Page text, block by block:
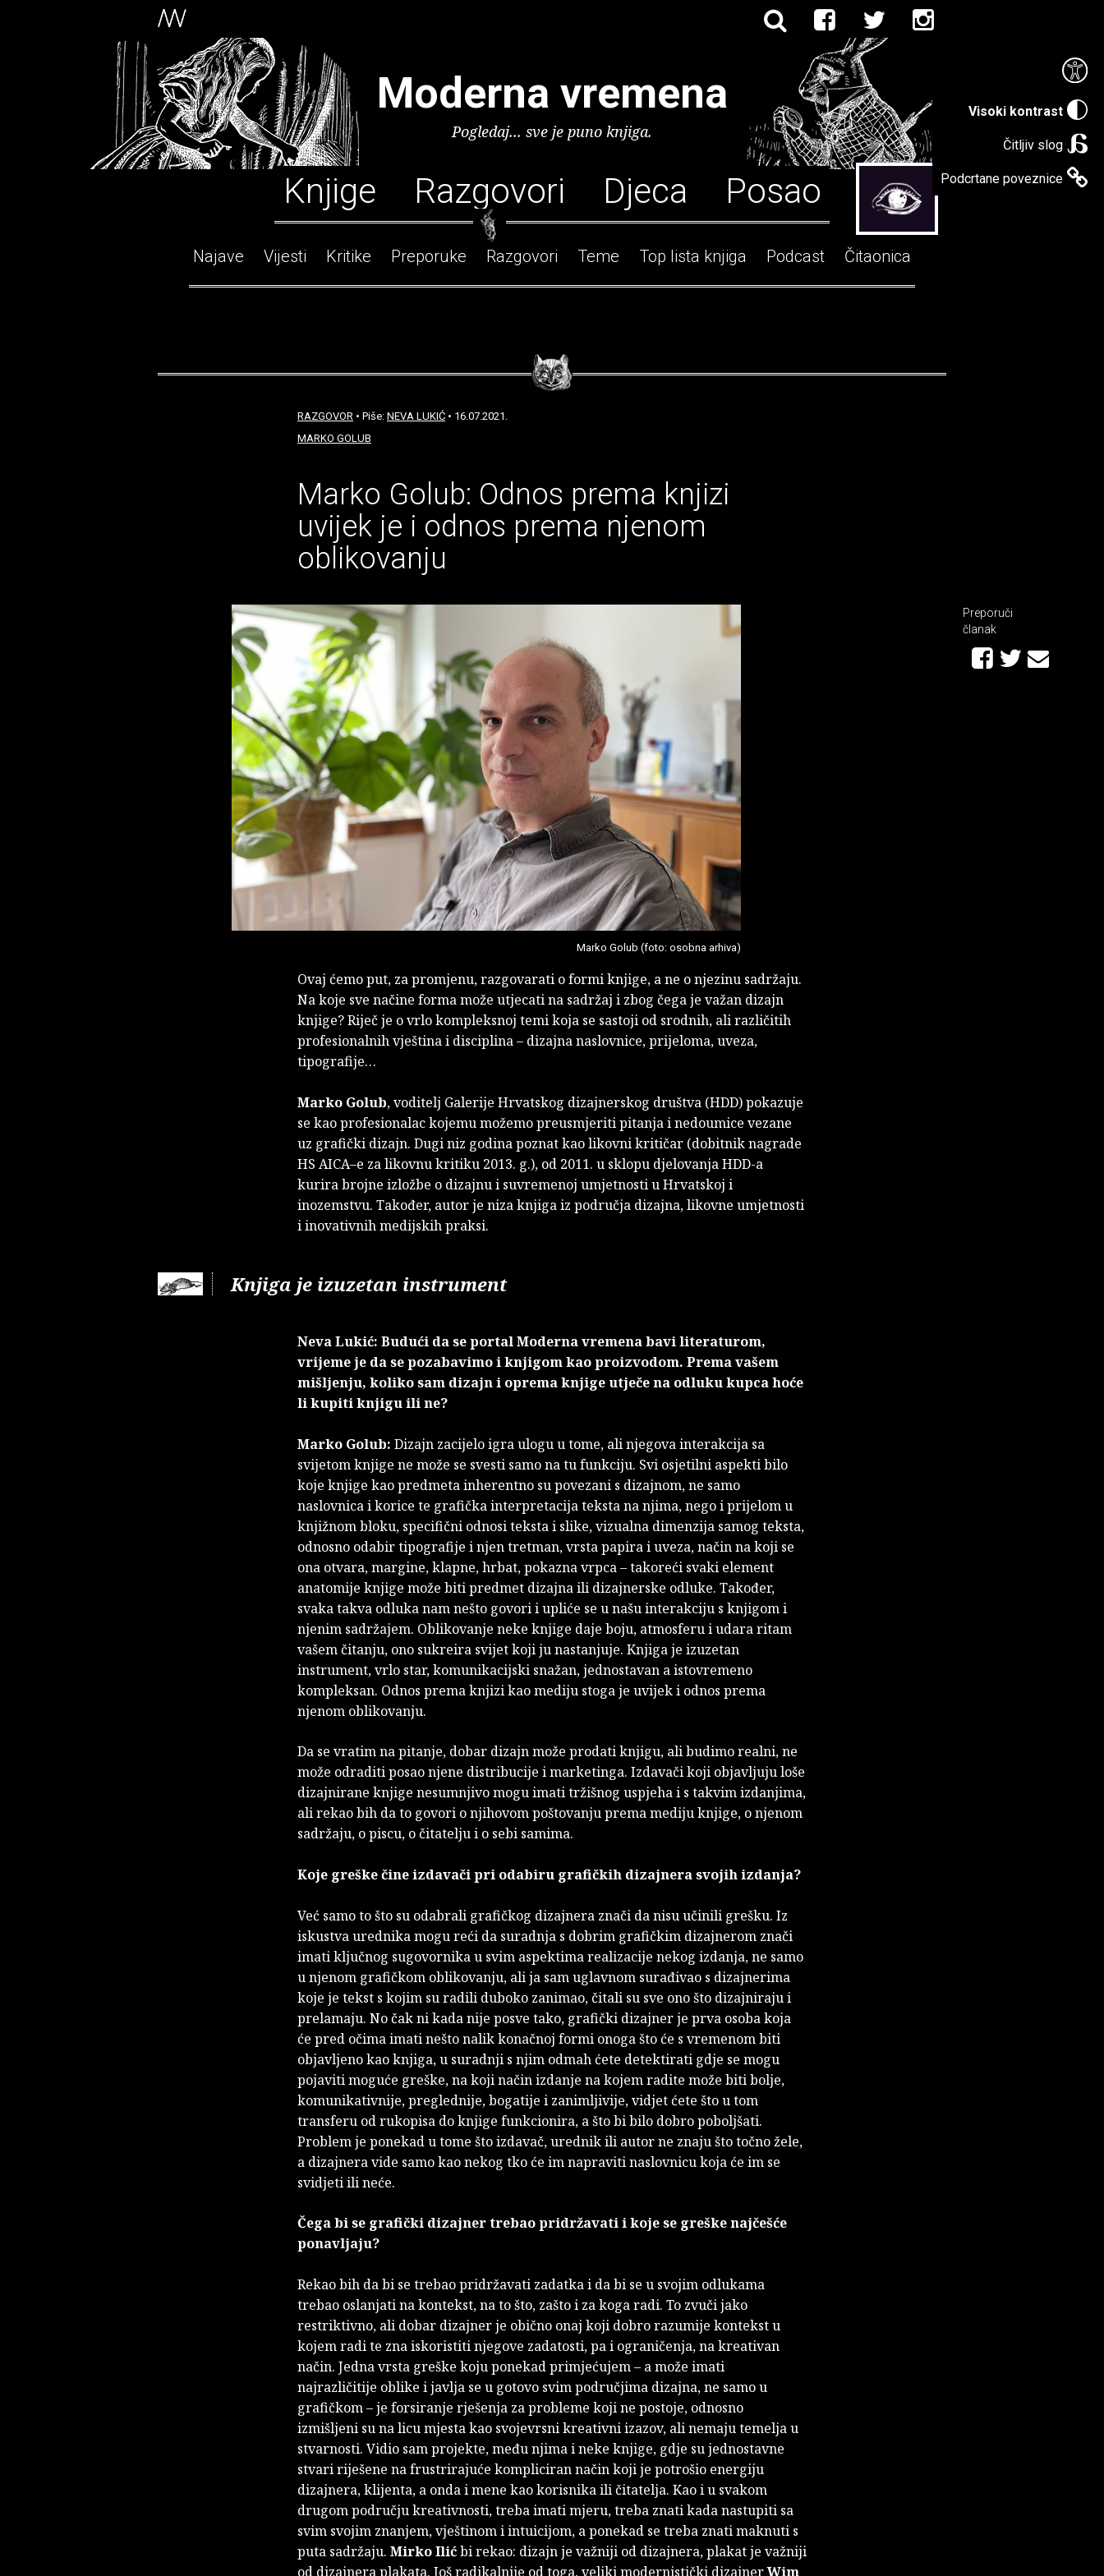
Visoki kontrast
Čitljiv slog
Podcrtane poveznice
Moderna vremena
Pogledaj... sve je puno knjiga.
Knjige Razgovori Djeca Posao
Najave Vijesti Kritike Preporuke Razgovori Teme Top lista knjiga Podcast Čitaonica
RAZGOVOR • Piše: NEVA LUKIĆ • 16.07.2021.
MARKO GOLUB
Marko Golub: Odnos prema knjizi
uvijek je i odnos prema njenom
oblikovanju
Marko Golub (foto: osobna arhiva)
Ovaj ćemo put, za promjenu, razgovarati o formi knjige, a ne o njezinu sadržaju.
Na koje sve načine forma može utjecati na sadržaj i zbog čega je važan dizajn
knjige? Riječ je o vrlo kompleksnoj temi koja se sastoji od srodnih, ali različitih
profesionalnih vještina i disciplina – dizajna naslovnice, prijeloma, uveza,
tipografije…
Marko Golub, voditelj Galerije Hrvatskog dizajnerskog društva (HDD) pokazuje
se kao profesionalac kojemu možemo preusmjeriti pitanja i nedoumice vezane
uz grafički dizajn. Dugi niz godina poznat kao likovni kritičar (dobitnik nagrade
HS AICA–e za likovnu kritiku 2013. g.), od 2011. u sklopu djelovanja HDD-a
kurira brojne izložbe o dizajnu i suvremenoj umjetnosti u Hrvatskoj i
inozemstvu. Također, autor je niza knjiga iz područja dizajna, likovne umjetnosti
i inovativnih medijskih praksi.
Knjiga je izuzetan instrument
Neva Lukić: Budući da se portal Moderna vremena bavi literaturom,
vrijeme je da se pozabavimo i knjigom kao proizvodom. Prema vašem
mišljenju, koliko sam dizajn i oprema knjige utječe na odluku kupca hoće
li kupiti knjigu ili ne?
Marko Golub: Dizajn zacijelo igra ulogu u tome, ali njegova interakcija sa
svijetom knjige ne može se svesti samo na tu funkciju. Svi osjetilni aspekti bilo
koje knjige kao predmeta inherentno su povezani s dizajnom, ne samo
naslovnica i korice te grafička interpretacija teksta na njima, nego i prijelom u
knjižnom bloku, specifični odnosi teksta i slike, vizualna dimenzija samog teksta,
odnosno odabir tipografije i njen tretman, vrsta papira i uveza, način na koji se
ona otvara, margine, klapne, hrbat, pokazna vrpca – takoreći svaki element
anatomije knjige može biti predmet dizajna ili dizajnerske odluke. Također,
svaka takva odluka nam nešto govori i upliće se u našu interakciju s knjigom i
njenim sadržajem. Oblikovanje neke knjige daje boju, atmosferu i udara ritam
vašem čitanju, ono sukreira svijet koji ju nastanjuje. Knjiga je izuzetan
instrument, vrlo star, komunikacijski snažan, jednostavan a istovremeno
kompleksan. Odnos prema knjizi kao mediju stoga je uvijek i odnos prema
njenom oblikovanju.
Da se vratim na pitanje, dobar dizajn može prodati knjigu, ali budimo realni, ne
može odraditi posao njene distribucije i marketinga. Izdavači koji objavljuju loše
dizajnirane knjige nesumnjivo mogu imati tržišnog uspjeha i s takvim izdanjima,
ali rekao bih da to govori o njihovom poštovanju prema mediju knjige, o njenom
sadržaju, o piscu, o čitatelju i o sebi samima.
Koje greške čine izdavači pri odabiru grafičkih dizajnera svojih izdanja?
Već samo to što su odabrali grafičkog dizajnera znači da nisu učinili grešku. Iz
iskustva urednika mogu reći da suradnja s dobrim grafičkim dizajnerom znači
imati ključnog sugovornika u svim aspektima realizacije nekog izdanja, ne samo
u njenom grafičkom oblikovanju, ali ja sam uglavnom surađivao s dizajnerima
koje je tekst s kojim su radili duboko zanimao, čitali su sve ono što dizajniraju i
prelamaju. No čak ni kada nije posve tako, grafički dizajner je prva osoba koja
će pred očima imati nešto nalik konačnoj formi onoga što će s vremenom biti
objavljeno kao knjiga, u suradnji s njim odmah ćete detektirati gdje se mogu
pojaviti moguće greške, na koji način izdanje na kojem radite može biti bolje,
komunikativnije, preglednije, bogatije i zanimljivije, vidjet ćete što u tom
transferu od rukopisa do knjige funkcionira, a što bi bilo dobro poboljšati.
Problem je ponekad u tome što izdavač, urednik ili autor ne znaju što točno žele,
a dizajnera vide samo kao nekog tko će im napraviti naslovnicu koja će im se
svidjeti ili neće.
Čega bi se grafički dizajner trebao pridržavati i koje se greške najčešće
ponavljaju?
Rekao bih da bi se trebao pridržavati zadatka i da bi se u svojim odlukama
trebao oslanjati na kontekst, na to što, zašto i za koga radi. To zvuči jako
restriktivno, ali dobar dizajner je obično onaj koji dobro razumije kontekst u
kojem radi te zna iskoristiti njegove zadatosti, pa i ograničenja, na kreativan
način. Jedna vrsta greške koju ponekad primjećujem – a može imati
najrazličitije oblike i javlja se u gotovo svim područjima dizajna, ne samo u
grafičkom – je forsiranje rješenja za probleme koji ne postoje, odnosno
izmišljeni su na licu mjesta kao svojevrsni kreativni izazov, ali nemaju temelja u
stvarnosti. Vidio sam projekte, među njima i neke knjige, gdje su jednostavne
stvari riješene na frustrirajuće kompliciran način koji je potrošio energiju
dizajnera, klijenta, a onda i mene kao korisnika ili čitatelja. Kao i u svakom
drugom području kreativnosti, treba imati mjeru, treba znati kada nastupiti sa
svim svojim znanjem, vještinom i intuicijom, a ponekad se treba znati maknuti s
puta sadržaju. Mirko Ilićbi rekao: dizajn je važniji od dizajnera, plakat je važniji
od dizajnera plakata. Još radikalnije od toga, veliki modernistički dizajnerWim
Preporuči
članak